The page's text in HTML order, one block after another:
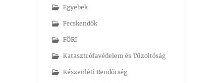
Egyebek
Fecskendők
FÖRI
Katasztrófavédelem és Tűzoltóság
Készenléti Rendőrség